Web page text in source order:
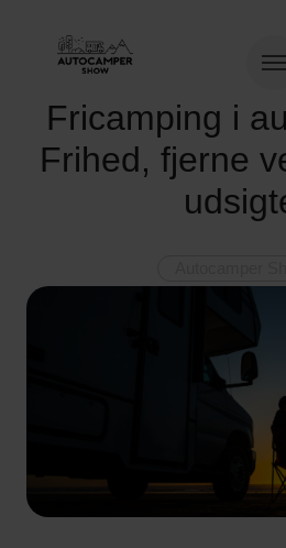
Fricamping i
Frihed, fjerne